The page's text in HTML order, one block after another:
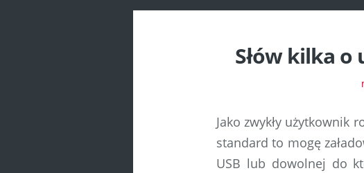
Słów kilka o
Jako zwykły użytkownik
standard to mogę
USB lub dowolnej do